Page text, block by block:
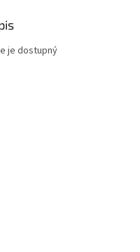
je dostupný